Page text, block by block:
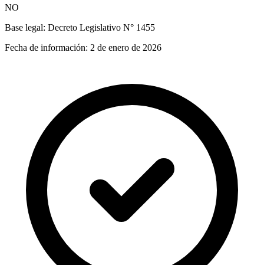
NO
Base legal: Decreto Legislativo N° 1455
Fecha de información: 2 de enero de 2026